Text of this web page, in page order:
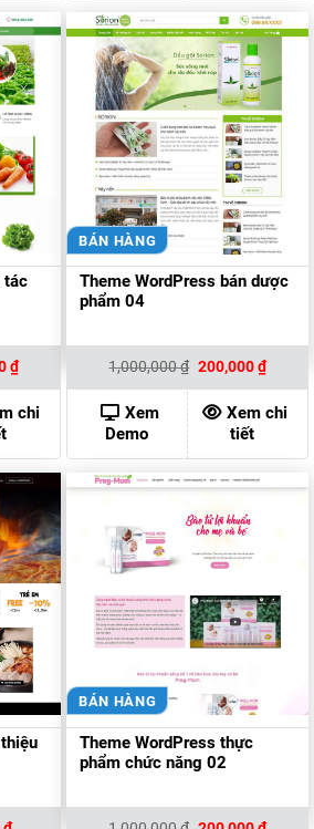
tác
₫.
₫Giá
hiện
tại
là:
200,000 ₫.
chi
BÁN HÀNG
Theme WordPress bán dược
phẩm 04
1,000,000₫ Giá
là:
1,000,000 ₫.
200,000₫Giá
hiện
tại
là:
Xem
Demo
Xem chi
tiết
BÁN HÀNG
Theme WordPress thực
phẩm chức năng 02